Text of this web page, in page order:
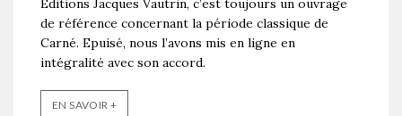
Editions Jacques Vautrin, c’est toujours un ouvrage
de référence concernant la période classique de
Carné. Epuisé, nous l’avons mis en ligne en
intégralité avec son accord.
EN SAVOIR +